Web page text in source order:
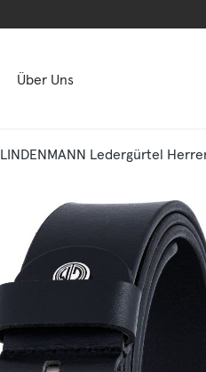
Über Uns
LINDENMANN Ledergürtel